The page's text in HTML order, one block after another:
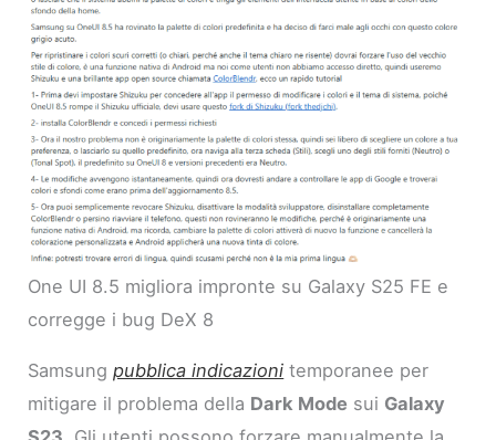
One UI 8.5 migliora impronte su Galaxy S25 FE e
corregge i bug DeX 8
Samsungpubblica indicazioni temporanee per
mitigare il problema della Dark Mode sui Galaxy